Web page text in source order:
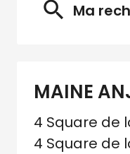
Ma
MAINE
4 Square de
4 Square de